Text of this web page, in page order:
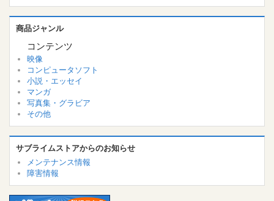
商品ジャンル
コンテンツ
映像
コンピュータソフト
小説・エッセイ
マンガ
写真集・グラビア
その他
サブライムストアからのお知らせ
メンテナンス情報
障害情報